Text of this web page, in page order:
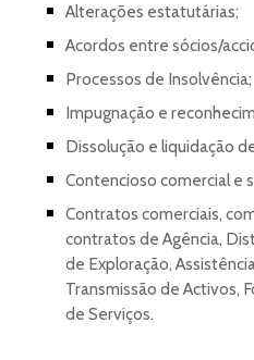
Alterações estatutárias;
Acordos entre sócios/
Processos de Insolvência;
Impugnação e
Dissolução e liquidação
Contencioso comercial e
Contratos comerciais,
contratos de Agência,
de Exploração,
Transmissão de Activos,
de Serviços.